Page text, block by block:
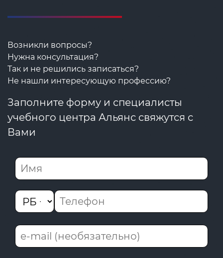
Возникли вопросы?
Нужна консультация?
Так и не решились записаться?
Не нашли интересующую профессию?
Заполните форму и специалисты
учебного центра Альянс свяжутся с
Вами